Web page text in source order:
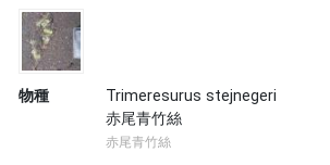
物種
Trimeresurus stejnegeri
赤尾青竹絲
赤尾青竹絲